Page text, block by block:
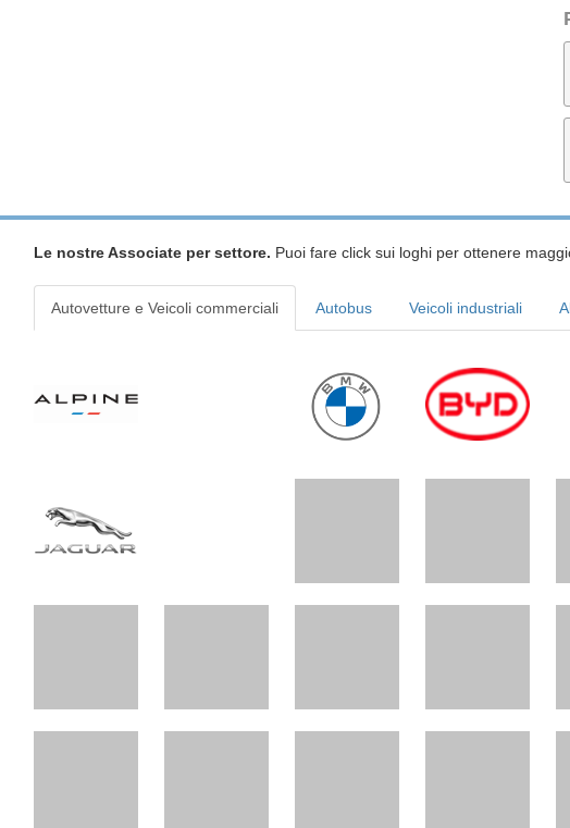
Le nostre Associate per settore. Puoi fare click sui loghi per ottenere
Autovetture e Veicoli commerciali Autobus Veicoli industriali